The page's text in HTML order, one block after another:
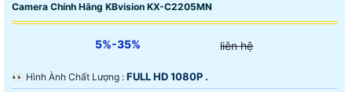
Camera Chính Hãng KBvision KX-C2205MN
5%-35% liên hệ
️👀 Hình Ành Chất Lượng : FULL HD 1080P .